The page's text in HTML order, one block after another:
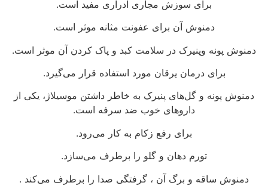
برای سوزش مجاری ادراری مفید است.
دمنوش آن برای عفونت مثانه موثر است.
دمنوش پونه وپنیرک در سلامت کبد و پاک کردن آن موثر است.
برای درمان یرقان مورد استفاده قرار می‌گیرد.
دمنوش پونه و گل‌های پنیرک به خاطر داشتن موسیلاژ، یکی از
داروهای خوب ضد سرفه است.
برای رفع زکام به کار می‌رود.
تورم دهان و گلو را برطرف می‌سازد.
دمنوش ساقه و برگ آن ، گرفتگی صدا را برطرف می‌کند .